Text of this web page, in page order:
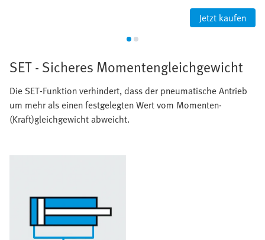
Jetzt kaufen
SET - Sicheres Momentengleichgewicht
Die SET-Funktion verhindert, dass der pneumatische Antrieb
um mehr als einen festgelegten Wert vom Momenten-
(Kraft)gleichgewicht abweicht.